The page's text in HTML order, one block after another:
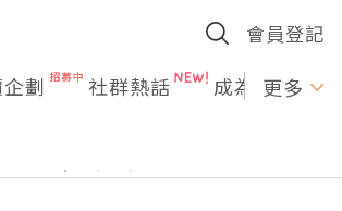
會員登記
劃 社群熱話 成為U更多